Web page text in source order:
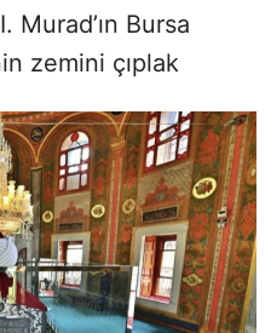
Murad’ın Bursa
zemini çıplak